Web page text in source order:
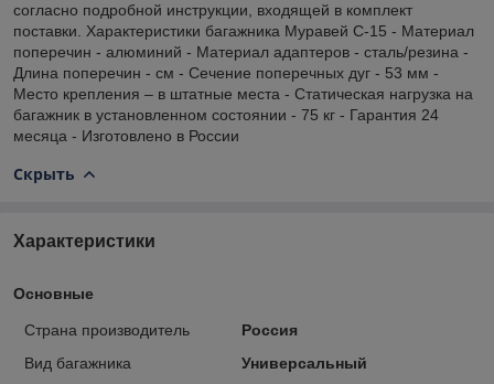
согласно подробной инструкции, входящей в комплект
поставки. Характеристики багажника Муравей С-15 - Материал
поперечин - алюминий - Материал адаптеров - сталь/резина -
Длина поперечин - см - Сечение поперечных дуг - 53 мм -
Место крепления – в штатные места - Статическая нагрузка на
багажник в установленном состоянии - 75 кг - Гарантия 24
месяца - Изготовлено в России
Скрыть
Характеристики
Основные
Страна производитель
Россия
Вид багажника
Универсальный